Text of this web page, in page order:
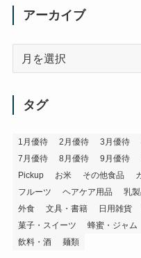
アーカイブ
タグ
1月優待 2月優待 3月優待
7月優待
8月優待 9月優待
Pickup
お米 その他食品
フルーツ
ヘアケア用品 乳
外食
文具・書籍 日用雑貨
菓子・スイーツ
蜂蜜・ジャム
飲料・酒
麺類